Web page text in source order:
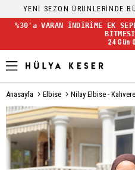
YENİ SEZON ÜRÜNLERİNDE
%30'a VARAN İNDİRİME EK
24 Gün
Anasayfa Elbise Nilay Elbise -